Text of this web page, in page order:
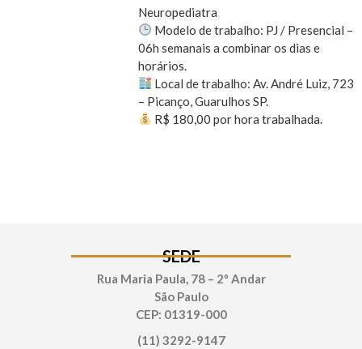
Neuropediatra
Modelo de trabalho: PJ / Presencial –
06h semanais a combinar os dias e
horários.
Local de trabalho: Av. André Luiz, 723
– Picanço, Guarulhos SP.
R$ 180,00 por hora trabalhada.
SEDE
Rua Maria Paula, 78 – 2º Andar
São Paulo
CEP: 01319-000
(11) 3292-9147